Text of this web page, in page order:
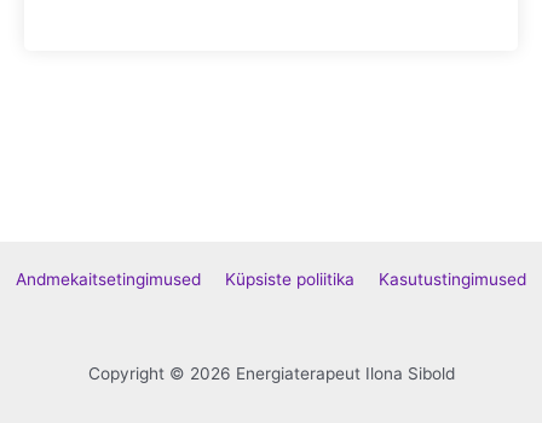
Andmekaitsetingimused Küpsiste poliitika Kasutustingimused
Copyright © 2026 Energiaterapeut Ilona Sibold